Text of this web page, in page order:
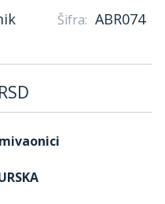
Šifra: ABR074
RSD